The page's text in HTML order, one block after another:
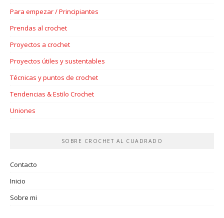
Para empezar / Principiantes
Prendas al crochet
Proyectos a crochet
Proyectos útiles y sustentables
Técnicas y puntos de crochet
Tendencias & Estilo Crochet
Uniones
SOBRE CROCHET AL CUADRADO
Contacto
Inicio
Sobre mi